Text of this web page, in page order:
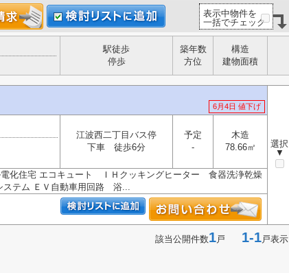
表示中物件を
一括でチェック
駅徒歩
停歩
築年数
方位
構造
建物面積
6月4日 値下げ
選択
▼
江波西二丁目バス停
下車 徒歩6分
予定
-
木造
78.66㎡
住宅 エコキュート ＩＨクッキングヒーター 食器洗浄乾燥
ステム ＥＶ自動車用回路 浴...
該当公開件数1戸 1-1戸表示